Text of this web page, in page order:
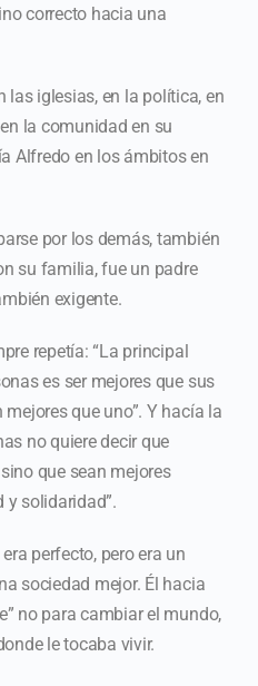
correcto hacia una
las iglesias, en la política, en
la comunidad en su
Alfredo en los ámbitos en
por los demás, también
su familia, fue un padre
exigente.
repetía: “La principal
es ser mejores que sus
que uno”. Y hacía la
no quiere decir que
que sean mejores
y solidaridad”.
perfecto, pero era un
sociedad mejor. Él hacia
no para cambiar el mundo,
le tocaba vivir.